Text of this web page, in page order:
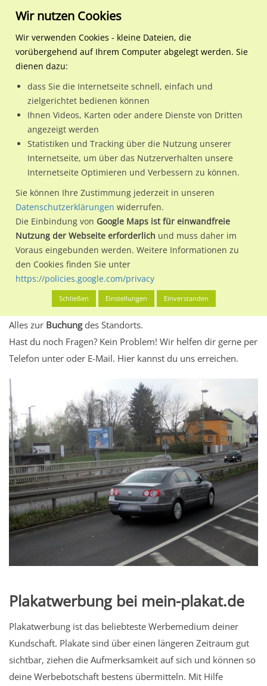
Regionale Plakatwerbung Hessen
Oberursel (Taunus), Stadt
Nassauer Str. 39 neb.
Nutze günstige Werbemöglichkeiten am Standort Nassauer
Str. 39 neb. Straßenüfg. sew./We.li./CSim Ortsteil Kernstadt
(incl. Bommersheim))in Oberursel (Taunus), Stadt.
Wir erheben für jede unserer Werbeflächen individuelle und
aktuelleStandortinformationenundLeistungswerte. Damit
kannst du dich schon vor der Buchung im Detail über den
Standort, seine Reichweite und Werbewirkung sowie
eventuelle Beschränkungen in den zugelassenen
Werbeinhalten informieren.
Alles klar? Dann findest du direkt im unteren Teil dieser Seite
Alles zur Buchungdes Standorts.
Hast du noch Fragen? Kein Problem! Wir helfen dir gerne per
Telefon unter oder E-Mail. Hier kannst du uns erreichen.
Plakatwerbung bei mein-plakat.de
Plakatwerbung ist das beliebteste Werbemedium deiner
Kundschaft. Plakate sind über einen längeren Zeitraum gut
sichtbar, ziehen die Aufmerksamkeit auf sich und können so
deine Werbebotschaft bestens übermitteln. Mit Hilfe
Wir nutzen Cookies
Wir verwenden Cookies - kleine Dateien, die
vorübergehend auf Ihrem Computer abgelegt werden. Sie
dienen dazu:
dass Sie die Internetseite schnell, einfach und
zielgerichtet bedienen können
Ihnen Videos, Karten oder andere Dienste von Dritten
angezeigt werden
Statistiken und Tracking über die Nutzung unserer
Internetseite, um über das Nutzerverhalten unsere
Internetseite Optimieren und Verbessern zu können.
Sie können Ihre Zustimmung jederzeit in unseren
Datenschutzerklärungen widerrufen.
Die Einbindung von Google Maps ist für einwandfreie
Nutzung der Webseite erforderlich und muss daher im
Voraus eingebunden werden. Weitere Informationen zu
den Cookies finden Sie unter
https://policies.google.com/privacy
Schließen Einstellungen Einverstanden